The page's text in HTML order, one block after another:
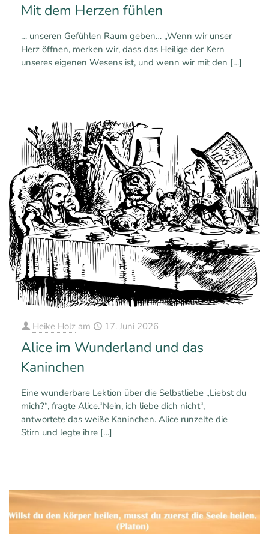
Mit dem Herzen fühlen
… unseren Gefühlen Raum geben… „Wenn wir unser
Herz öffnen, merken wir, dass das Heilige der Kern
unseres eigenen Wesens ist, und wenn wir mit den […]
Heike Holz am 17. Juni 2026
Alice im Wunderland und das
Kaninchen
Eine wunderbare Lektion über die Selbstliebe „Liebst du
mich?“, fragte Alice.“Nein, ich liebe dich nicht“,
antwortete das weiße Kaninchen. Alice runzelte die
Stirn und legte ihre […]